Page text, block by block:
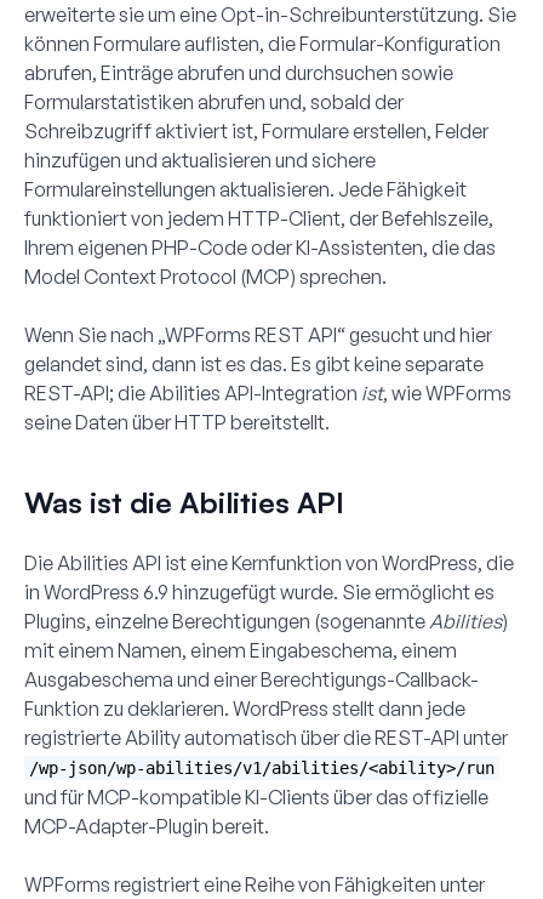
erweiterte sie um eine Opt-in-Schreibunterstützung. Sie
können Formulare auflisten, die Formular-Konfiguration
abrufen, Einträge abrufen und durchsuchen sowie
Formularstatistiken abrufen und, sobald der
Schreibzugriff aktiviert ist, Formulare erstellen, Felder
hinzufügen und aktualisieren und sichere
Formulareinstellungen aktualisieren. Jede Fähigkeit
funktioniert von jedem HTTP-Client, der Befehlszeile,
Ihrem eigenen PHP-Code oder KI-Assistenten, die das
Model Context Protocol (MCP) sprechen.
Wenn Sie nach „WPForms REST API“ gesucht und hier
gelandet sind, dann ist es das. Es gibt keine separate
REST-API; die Abilities API-Integration ist, wie WPForms
seine Daten über HTTP bereitstellt.
Was ist die Abilities API
Die Abilities API ist eine Kernfunktion von WordPress, die
in WordPress 6.9 hinzugefügt wurde. Sie ermöglicht es
Plugins, einzelne Berechtigungen (sogenannte Abilities)
mit einem Namen, einem Eingabeschema, einem
Ausgabeschema und einer Berechtigungs-Callback-
Funktion zu deklarieren. WordPress stellt dann jede
registrierte Ability automatisch über die REST-API unter
/wp-json/wp-abilities/v1/abilities/<ability>/run
und für MCP-kompatible KI-Clients über das offizielle
MCP-Adapter-Plugin bereit.
WPForms registriert eine Reihe von Fähigkeiten unter